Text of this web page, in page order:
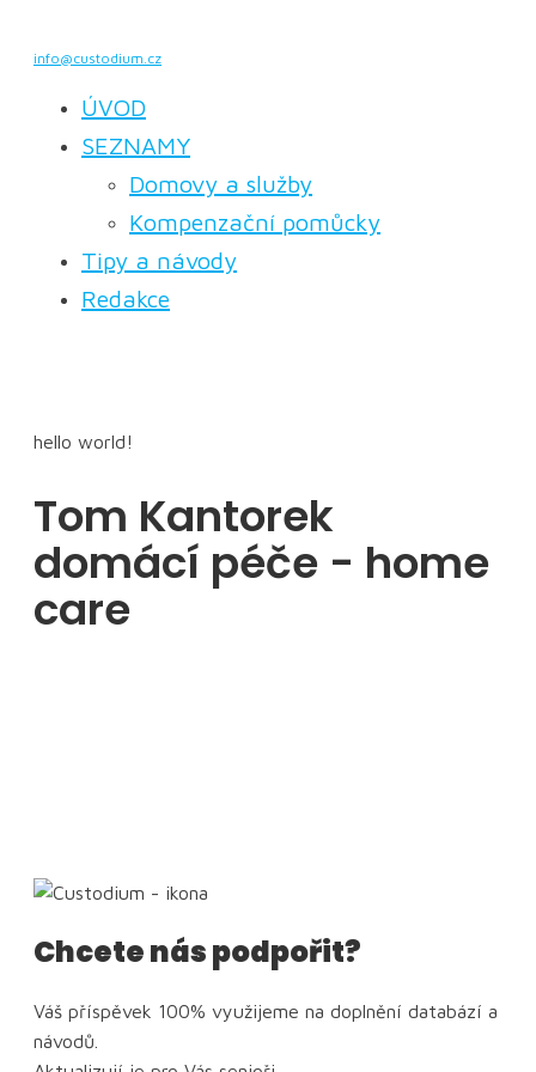
info@custodium.cz
ÚVOD
SEZNAMY
Domovy a služby
Kompenzační pomůcky
Tipy a návody
Redakce
hello world!
Tom Kantorek
domácí péče - home
care
Chcete nás podpořit?
Váš příspěvek 100% využijeme na doplnění databází a
návodů.